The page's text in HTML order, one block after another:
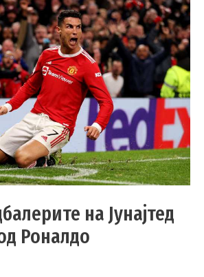
на Јунајтед
Роналдо